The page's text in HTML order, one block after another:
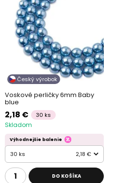
Český výrobok
Voskové perličky 6mm Baby
blue
2,18 € 30 ks
Skladom
Výhodnejšie balenie
30 ks 2,18 €
DO KOŠÍKA